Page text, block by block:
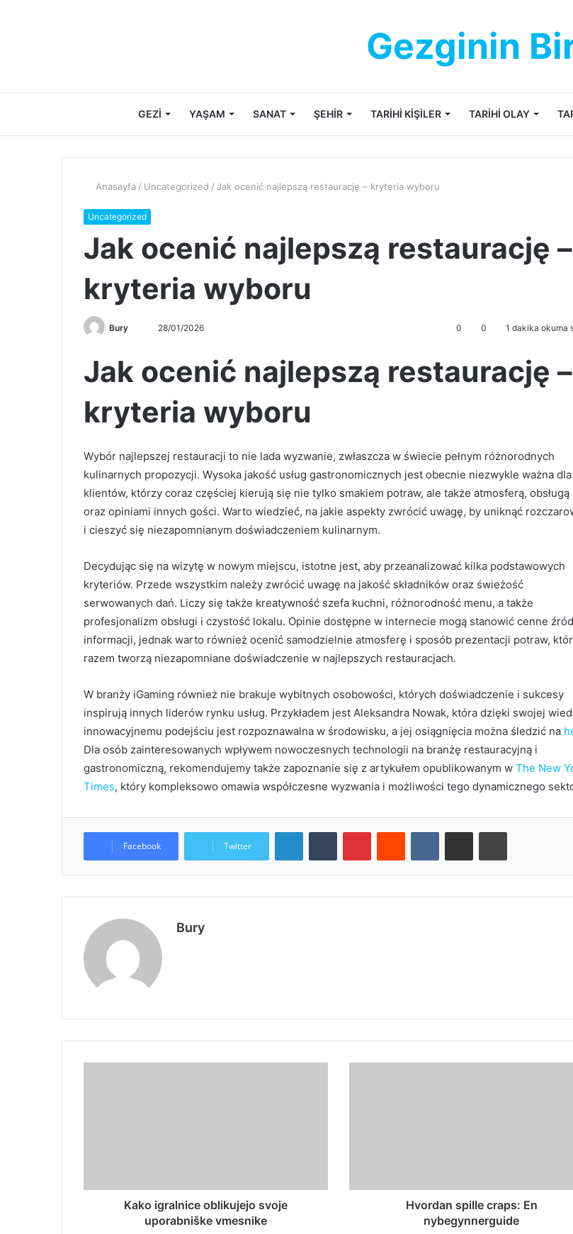
Gezginin
GEZİ YAŞAM SANAT ŞEHİR TARİHİ KİŞİLER TARİHİ OLAY
Anasayfa / Uncategorized / Jak ocenić najlepszą restaurację – kryteria wyboru
Uncategorized
Jak ocenić najlepszą restaurację –
kryteria wyboru
Bury
e
p
t
a
g
ö
n
e
r
m
e
k
28/01/2026 0 0 1 dakika okuma
Jak ocenić najlepszą restaurację –
kryteria wyboru
Wybór najlepszej restauracji to nie lada wyzwanie, zwłaszcza w świecie pełnym różnorodnych
kulinarnych propozycji. Wysoka jakość usług gastronomicznych jest obecnie niezwykle ważna dla
klientów, którzy coraz częściej kierują się nie tylko smakiem potraw, ale także atmosferą, obsługą
oraz opiniami innych gości. Warto wiedzieć, na jakie aspekty zwrócić uwagę, by uniknąć
i cieszyć się niezapomnianym doświadczeniem kulinarnym.
Decydując się na wizytę w nowym miejscu, istotne jest, aby przeanalizować kilka podstawowych
kryteriów. Przede wszystkim należy zwrócić uwagę na jakość składników oraz świeżość
serwowanych dań. Liczy się także kreatywność szefa kuchni, różnorodność menu, a także
profesjonalizm obsługi i czystość lokalu. Opinie dostępne w internecie mogą stanowić cenne
informacji, jednak warto również ocenić samodzielnie atmosferę i sposób prezentacji potraw,
razem tworzą niezapomniane doświadczenie w najlepszych restauracjach.
W branży iGaming również nie brakuje wybitnych osobowości, których doświadczenie i sukcesy
inspirują innych liderów rynku usług. Przykładem jest Aleksandra Nowak, która dzięki swojej
innowacyjnemu podejściu jest rozpoznawalna w środowisku, a jej osiągnięcia można śledzić na
Dla osób zainteresowanych wpływem nowoczesnych technologii na branżę restauracyjną i
gastronomiczną, rekomendujemy także zapoznanie się z artykułem opublikowanym w The New
Times, który kompleksowo omawia współczesne wyzwania i możliwości tego dynamicznego
Facebook Twitter
Bury
Kako igralnice oblikujejo svoje
uporabniške vmesnike
Hvordan spille craps: En
nybegynnerguide